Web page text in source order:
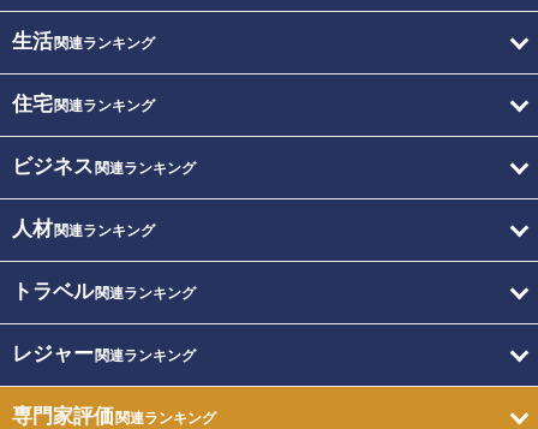
生活関連ランキング
住宅関連ランキング
ビジネス 関連ランキング
人材関連ランキング
トラベル関連ランキング
レジャー関連ランキング
専門家評価関連ランキング